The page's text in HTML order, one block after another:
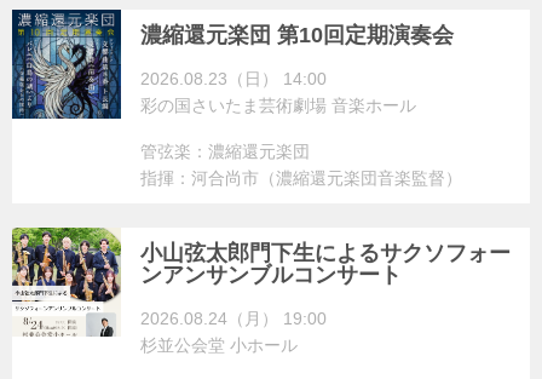
濃縮還元楽団 第10回定期演奏会
2026.08.23（日） 14:00
彩の国さいたま芸術劇場 音楽ホール
管弦楽：濃縮還元楽団
指揮：河合尚市（濃縮還元楽団音楽監督）
小山弦太郎門下生によるサクソフォー
ンアンサンブルコンサート
2026.08.24（月） 19:00
杉並公会堂 小ホール